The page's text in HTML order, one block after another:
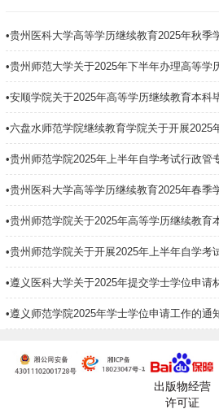
•遵义医科大学关于2025年提交学士学位申请
•遵义师范学院2025年学士学位申请工作的通
出版物经营
许可证